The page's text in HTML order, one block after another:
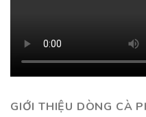
GIỚI THIỆU DÒNG CÀ